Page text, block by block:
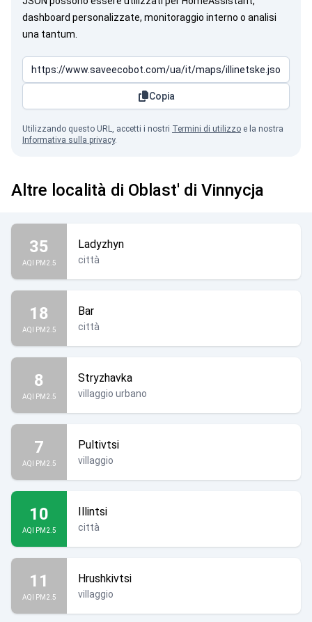
dashboard personalizzate, monitoraggio interno o analisi
una tantum.
Copia
Utilizzando questo URL, accetti i nostri Termini di utilizzo e la nostra
Informativa sulla privacy.
Altre località di Oblast' di Vinnycja
35
AQI PM2.5
Ladyzhyn
città
18
AQI PM2.5
Bar
città
8
AQI PM2.5
Stryzhavka
villaggio urbano
7
AQI PM2.5
Pultivtsi
villaggio
10
AQI PM2.5
Illintsi
città
11
AQI PM2.5
Hrushkivtsi
villaggio